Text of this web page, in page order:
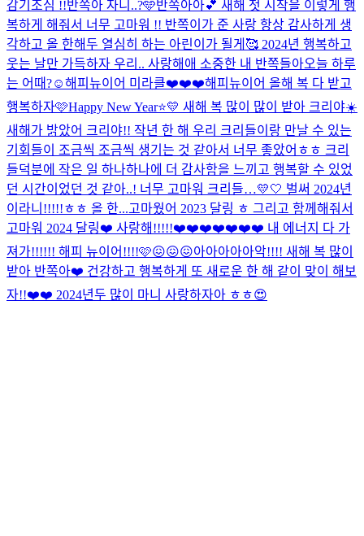
감기조심 !!반쪽아 자니..?🩵반쪽아아💕 새해 첫 시작을 이렇게 행
복하게 해줘서 너무 고마워 !! 반쪽이가 준 사랑 항상 감사하게 생
각하고 올 한해두 열심히 하는 아린이가 될게🥰 2024년 행복하고
웃는 날만 가득하자 우리.. 사랑해애 소중한 내 반쪽들아오늘 하루
는 어때?☺️해피뉴이어 미라클❤️❤️❤️해피뉴이어 올해 복 다 받고
행복하자🩷Happy New Year⭐️💛 새해 복 많이 많이 받아 크리야☀️
새해가 밝았어 크리야!! 작년 한 해 우리 크리들이랑 만날 수 있는
기회들이 조금씩 조금씩 생기는 것 같아서 너무 좋았어ㅎㅎ 크리
들덕분에 작은 일 하나하나에 더 감사함을 느끼고 행복할 수 있었
던 시간이었던 것 같아..! 너무 고마워 크리들…💛🤍 벌써 2024년
이라니!!!!!ㅎㅎ 올 한...고마웠어 2023 달링 ㅎ 그리고 함께해줘서
고마워 2024 달링❤️ 사랑해!!!!!❤️❤️❤️❤️❤️❤️❤️ 내 에너지 다 가
져가!!!!!! 해피 뉴이어!!!!🩷😖😖😖아아아아아악!!!! 새해 복 많이
받아 반쪽아❤️ 건강하고 행복하게 또 새로운 한 해 같이 맞이 해보
자!!❤️❤️ 2024년두 많이 마니 사랑하자아 ㅎㅎ😍